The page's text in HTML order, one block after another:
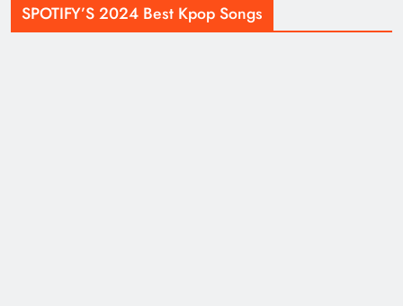
SPOTIFY’S 2024 Best Kpop Songs